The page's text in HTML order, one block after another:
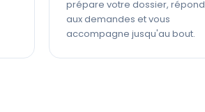
prépare votre dossier, répond
aux demandes et vous
accompagne jusqu'au bout.